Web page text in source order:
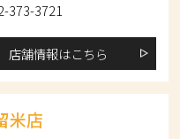
373-3721
店舗情報はこちら
米店